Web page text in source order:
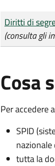
Tipo di
Importo
Diritti di
(consulta gli
Cosa
Per accedere
SPID
nazionale
tutta la